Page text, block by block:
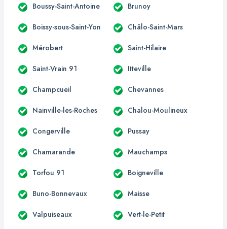
Boussy-Saint-Antoine Brunoy
Boissy-sous-Saint-Yon Châlo-Saint-Mars
Mérobert Saint-Hilaire
Saint-Vrain 91 Itteville
Champcueil Chevannes
Nainville-les-Roches Chalou-Moulineux
Congerville Pussay
Chamarande Mauchamps
Torfou 91 Boigneville
Buno-Bonnevaux Maisse
Valpuiseaux Vert-le-Petit